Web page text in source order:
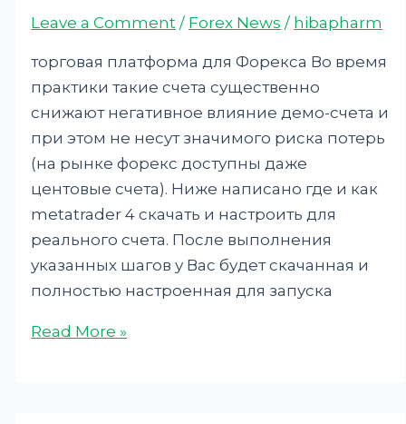
Leave a Comment / Forex News / hibapharm
торговая платформа для Форекса Во время
практики такие счета существенно
снижают негативное влияние демо-счета и
при этом не несут значимого риска потерь
(на рынке форекс доступны даже
центовые счета). Ниже написано где и как
metatrader 4 скачать и настроить для
реального счета. После выполнения
указанных шагов у Вас будет скачанная и
полностью настроенная для запуска
Read More »